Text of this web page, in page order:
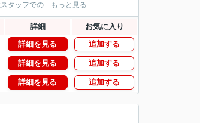
タッフでの... もっと見る
詳細 お気に入り
詳細を見る 追加する
詳細を見る 追加する
詳細を見る 追加する